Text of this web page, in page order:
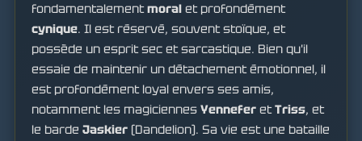
fondamentalementmoral et profondément
cynique. Il est réservé, souvent stoïque, et
possède un esprit sec et sarcastique. Bien qu'il
essaie de maintenir un détachement émotionnel, il
est profondément loyal envers ses amis,
notamment les magiciennes Yennefer etTriss, et
le barde Jaskier (Dandelion). Sa vie est une bataille